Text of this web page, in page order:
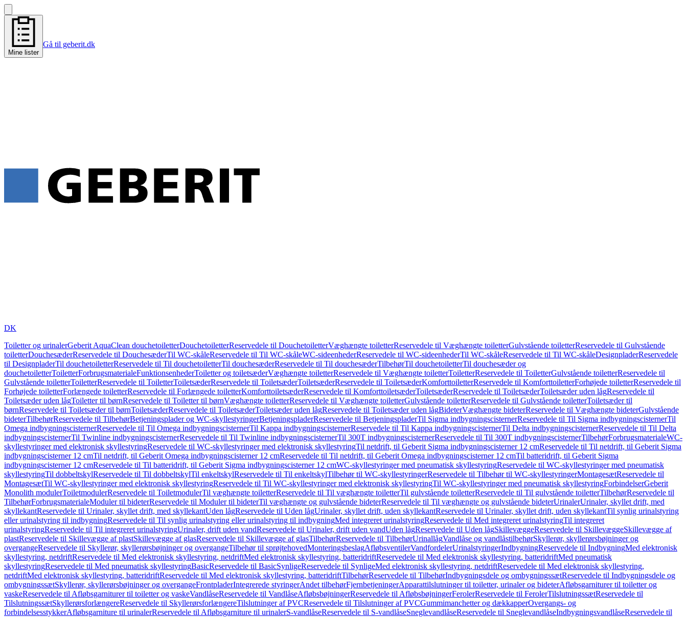
Mine lister
Gå til geberit.dk
DK
Toiletter og urinalerGeberit AquaClean douchetoiletterDouchetoiletterReservedele til DouchetoiletterVæghængte toiletterReservedele til Væghængte toiletterGulvstående toiletterReservedele til Gulvstående
toiletterDouchesæderReservedele til DouchesæderTil WC-skåleReservedele til Til WC-skåleWC-sideenhederReservedele til WC-sideenhederTil WC-skåleReservedele til Til WC-skåleDesignpladerReservedele
til DesignpladerTil douchetoiletterReservedele til Til douchetoiletterTil douchesæderReservedele til Til douchesæderTilbehørTil douchetoiletterTil douchesæder og
douchetoiletterToiletterForbrugsmaterialeFunktionsenhederToiletter og toiletsæderVæghængte toiletterReservedele til Væghængte toiletterToiletterReservedele til ToiletterGulvstående toiletterReservedele til
Gulvstående toiletterToiletterReservedele til ToiletterToiletsæderReservedele til ToiletsæderToiletsæderReservedele til ToiletsæderKomforttoiletterReservedele til KomforttoiletterForhøjede toiletterReservedele til
Forhøjede toiletterForlængede toiletterReservedele til Forlængede toiletterKomforttoiletsæderReservedele til KomforttoiletsæderToiletsæderReservedele til ToiletsæderToiletsæder uden lågReservedele til
Toiletsæder uden lågToiletter til børnReservedele til Toiletter til børnVæghængte toiletterReservedele til Væghængte toiletterGulvstående toiletterReservedele til Gulvstående toiletterToiletsæder til
børnReservedele til Toiletsæder til børnToiletsæderReservedele til ToiletsæderToiletsæder uden lågReservedele til Toiletsæder uden lågBideterVæghængte bideterReservedele til Væghængte bideterGulvstående
bideterTilbehørReservedele til TilbehørBetjeningsplader og WC-skyllestyringerBetjeningspladerReservedele til BetjeningspladerTil Sigma indbygningscisternerReservedele til Til Sigma indbygningscisternerTil
Omega indbygningscisternerReservedele til Til Omega indbygningscisternerTil Kappa indbygningscisternerReservedele til Til Kappa indbygningscisternerTil Delta indbygningscisternerReservedele til Til Delta
indbygningscisternerTil Twinline indbygningscisternerReservedele til Til Twinline indbygningscisternerTil 300T indbygningscisternerReservedele til Til 300T indbygningscisternerTilbehørForbrugsmaterialeWC-
skyllestyringer med elektronisk skyllestyringReservedele til WC-skyllestyringer med elektronisk skyllestyringTil netdrift, til Geberit Sigma indbygningscisterner 12 cmReservedele til Til netdrift, til Geberit Sigma
indbygningscisterner 12 cmTil netdrift, til Geberit Omega indbygningscisterner 12 cmReservedele til Til netdrift, til Geberit Omega indbygningscisterner 12 cmTil batteridrift, til Geberit Sigma
indbygningscisterner 12 cmReservedele til Til batteridrift, til Geberit Sigma indbygningscisterner 12 cmWC-skyllestyringer med pneumatisk skyllestyringReservedele til WC-skyllestyringer med pneumatisk
skyllestyringTil dobbeltskylReservedele til Til dobbeltskylTil enkeltskylReservedele til Til enkeltskylTilbehør til WC-skyllestyringerReservedele til Tilbehør til WC-skyllestyringerMontagesætReservedele til
MontagesætTil WC-skyllestyringer med elektronisk skyllestyringReservedele til Til WC-skyllestyringer med elektronisk skyllestyringTil WC-skyllestyringer med pneumatisk skyllestyringForbindelserGeberit
Monolith modulerToiletmodulerReservedele til ToiletmodulerTil væghængte toiletterReservedele til Til væghængte toiletterTil gulvstående toiletterReservedele til Til gulvstående toiletterTilbehørReservedele til
TilbehørForbrugsmaterialeModuler til bideterReservedele til Moduler til bideterTil væghængte og gulvstående bideterReservedele til Til væghængte og gulvstående bideterUrinalerUrinaler, skyllet drift, med
skyllekantReservedele til Urinaler, skyllet drift, med skyllekantUden lågReservedele til Uden lågUrinaler, skyllet drift, uden skyllekantReservedele til Urinaler, skyllet drift, uden skyllekantTil synlig urinalstyring
eller urinalstyring til indbygningReservedele til Til synlig urinalstyring eller urinalstyring til indbygningMed integreret urinalstyringReservedele til Med integreret urinalstyringTil integreret
urinalstyringReservedele til Til integreret urinalstyringUrinaler, drift uden vandReservedele til Urinaler, drift uden vandUden lågReservedele til Uden lågSkillevæggeReservedele til SkillevæggeSkillevægge af
plastReservedele til Skillevægge af plastSkillevægge af glasReservedele til Skillevægge af glasTilbehørReservedele til TilbehørUrinallågVandlåse og vandlåstilbehørSkyllerør, skyllerørsbøjninger og
overgangeReservedele til Skyllerør, skyllerørsbøjninger og overgangeTilbehør til sprøjtehovedMonteringsbeslagAfløbsventilerVandfordelerUrinalstyringerIndbygningReservedele til IndbygningMed elektronisk
skyllestyring, netdriftReservedele til Med elektronisk skyllestyring, netdriftMed elektronisk skyllestyring, batteridriftReservedele til Med elektronisk skyllestyring, batteridriftMed pneumatisk
skyllestyringReservedele til Med pneumatisk skyllestyringBasicReservedele til BasicSynligeReservedele til SynligeMed elektronisk skyllestyring, netdriftReservedele til Med elektronisk skyllestyring,
netdriftMed elektronisk skyllestyring, batteridriftReservedele til Med elektronisk skyllestyring, batteridriftTilbehørReservedele til TilbehørIndbygningsdele og ombygningssætReservedele til Indbygningsdele og
ombygningssætSkyllerør, skyllerørsbøjninger og overgangeFrontpladerIntegrerede styringerAndet tilbehørFjernbetjeningerApparattilslutninger til toiletter, urinaler og bideterAfløbsgarniturer til toiletter og
vaskeReservedele til Afløbsgarniturer til toiletter og vaskeVandlåseReservedele til VandlåseAfløbsbøjningerReservedele til AfløbsbøjningerFerolerReservedele til FerolerTilslutningssætReservedele til
TilslutningssætSkyllerørsforlængereReservedele til SkyllerørsforlængereTilslutninger af PVCReservedele til Tilslutninger af PVCGummimanchetter og dækkapperOvergangs- og
forbindelsesstykkerAfløbsgarniture til urinalerReservedele til Afløbsgarniture til urinalerS-vandlåseReservedele til S-vandlåseSneglevandlåseReservedele til SneglevandlåseIndbygningsvandlåseReservedele til